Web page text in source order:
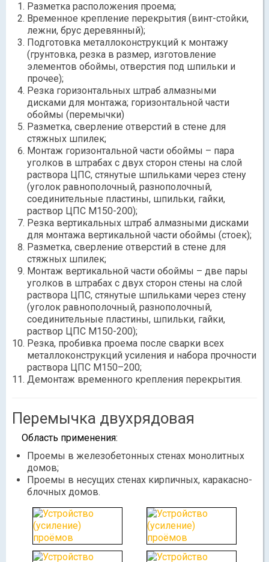
Разметка расположения проема;
Временное крепление перекрытия (винт-стойки,
лежни, брус деревянный);
Подготовка металлоконструкций к монтажу
(грунтовка, резка в размер, изготовление
элементов обоймы, отверстия под шпильки и
прочее);
Резка горизонтальных штраб алмазными
дисками для монтажа; горизонтальной части
обоймы (перемычки)
Разметка, сверление отверстий в стене для
стяжных шпилек;
Монтаж горизонтальной части обоймы – пара
уголков в штрабах с двух сторон стены на слой
раствора ЦПС, стянутые шпильками через стену
(уголок равнополочный, разнополочный,
соединительные пластины, шпильки, гайки,
раствор ЦПС М150-200);
Резка вертикальных штраб алмазными дисками
для монтажа вертикальной части обоймы (стоек);
Разметка, сверление отверстий в стене для
стяжных шпилек;
Монтаж вертикальной части обоймы – две пары
уголков в штрабах с двух сторон стены на слой
раствора ЦПС, стянутые шпильками через стену
(уголок равнополочный, разнополочный,
соединительные пластины, шпильки, гайки,
раствор ЦПС М150-200);
Резка, пробивка проема после сварки всех
металлоконструкций усиления и набора прочности
раствора ЦПС М150–200;
Демонтаж временного крепления перекрытия.
Перемычка двухрядовая
Область применения:
Проемы в железобетонных стенах монолитных
домов;
Проемы в несущих стенах кирпичных, каракасно-
блочных домов.